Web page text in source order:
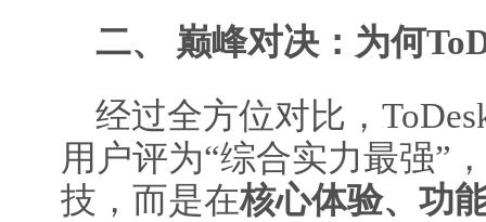
二、 巅峰对决：为何
经过全方位对比，
用户评为“综合实力最强”
技，而是在核心体验、功